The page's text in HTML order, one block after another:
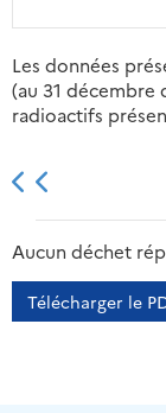
Les données
(au 31 décembre
radioactifs
2013
Aucun déchet
Télécharger le